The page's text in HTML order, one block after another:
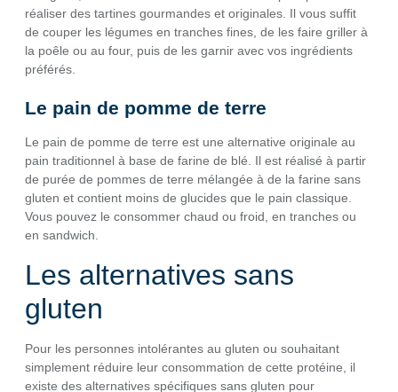
réaliser des tartines gourmandes et originales. Il vous suffit
de couper les légumes en tranches fines, de les faire griller à
la poêle ou au four, puis de les garnir avec vos ingrédients
préférés.
Le pain de pomme de terre
Le pain de pomme de terre est une alternative originale au
pain traditionnel à base de farine de blé. Il est réalisé à partir
de purée de pommes de terre mélangée à de la farine sans
gluten et contient moins de glucides que le pain classique.
Vous pouvez le consommer chaud ou froid, en tranches ou
en sandwich.
Les alternatives sans
gluten
Pour les personnes intolérantes au gluten ou souhaitant
simplement réduire leur consommation de cette protéine, il
existe des alternatives spécifiques sans gluten pour